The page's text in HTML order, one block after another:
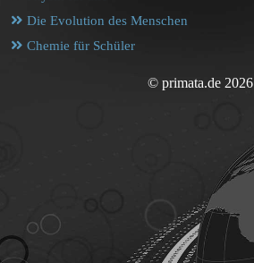
Die Evolution des Menschen
Chemie für Schüler
© primata.de 2026